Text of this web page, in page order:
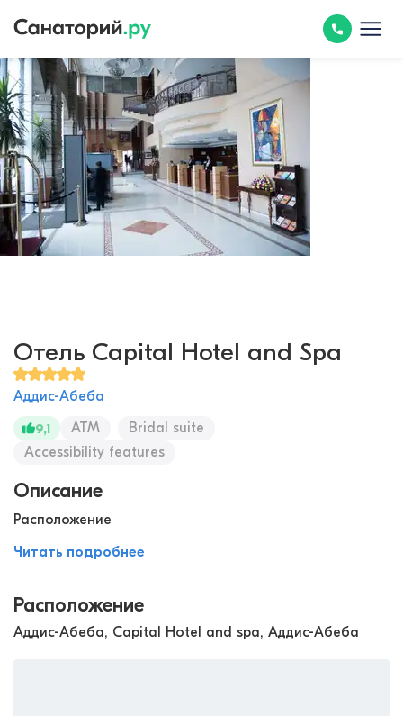
Отель Capital Hotel and Spa
Аддис-Абеба
9,1
ATM
Bridal suite
Accessibility features
Описание
Расположение
Читать подробнее
Расположение
Аддис-Абеба, Capital Hotel and spa, Аддис-Абеба